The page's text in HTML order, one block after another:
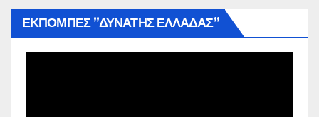
ΕΚΠΟΜΠΕΣ ”ΔΥΝΑΤΗΣ ΕΛΛΑΔΑΣ”